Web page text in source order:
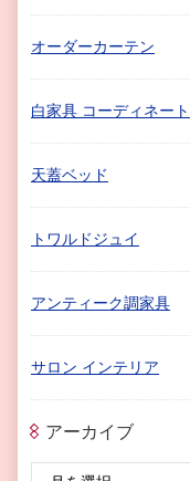
オーダーカーテン
白家具 コーディネート
天蓋ベッド
トワルドジュイ
アンティーク調家具
サロン インテリア
アーカイブ